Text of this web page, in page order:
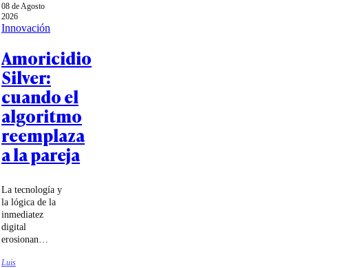
08 de Agosto
2026
Innovación
Amoricidio
Silver:
cuando el
algoritmo
reemplaza
a la pareja
La tecnología y
la lógica de la
inmediatez
digital
erosionan
los vínculos.
Luis